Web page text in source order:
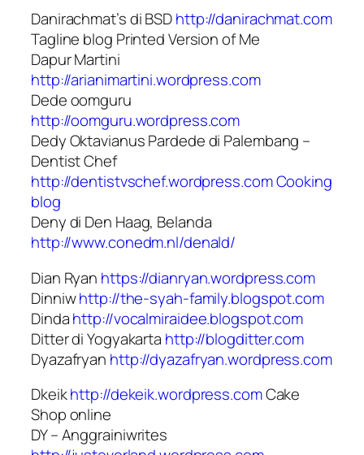
Danirachmat’s di BSDhttp://danirachmat.com
Tagline blog Printed Version of Me
Dapur Martini
http://arianimartini.wordpress.com
Dede oomguru
http://oomguru.wordpress.com
Dedy Oktavianus Pardede di Palembang –
Dentist Chef
http://dentistvschef.wordpress.comCooking
blog
Deny di Den Haag, Belanda
http://www.conedm.nl/denald/
Dian Ryan https://dianryan.wordpress.com
Dinniwhttp://the-syah-family.blogspot.com
Dindahttp://vocalmiraidee.blogspot.com
Ditter di Yogyakarta http://blogditter.com
Dyazafryan http://dyazafryan.wordpress.com
Dkeikhttp://dekeik.wordpress.comCake
Shop online
DY – Anggrainiwrites